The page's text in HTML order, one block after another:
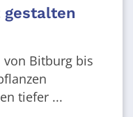
gestalten
von Bitburg bis
tiefer ...